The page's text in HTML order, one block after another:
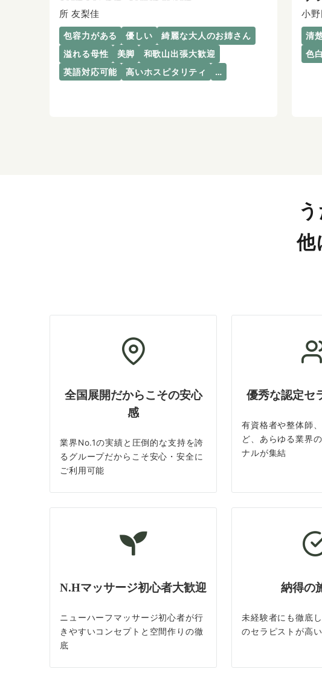
所 友梨佳
包容力がある 優しい
綺麗な大人のお姉さん
溢れる母性
美脚
和歌山出張大歓迎
英語対応可能
高いホスピタリティ …
小
清
色白
他
全国展開だからこその安心
感
業界No.1の実績と圧倒的な支持を誇
るグループだからこそ安心・安全に
ご利用可能
優秀な認定セ
有資格者や整体師
ど、あらゆる業界
ナルが集結
N.Hマッサージ初心者大歓迎
ニューハーフマッサージ初心者が行
きやすいコンセプトと空間作りの徹
底
納得の
未経験者にも徹底
のセラピストが高